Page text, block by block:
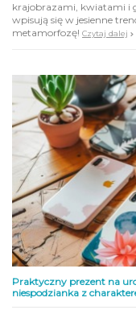
krajobrazami, kwiatami i
wpisują się w jesienne
metamorfozę! Czytaj dalej
Praktyczny prezent na
niespodzianka z